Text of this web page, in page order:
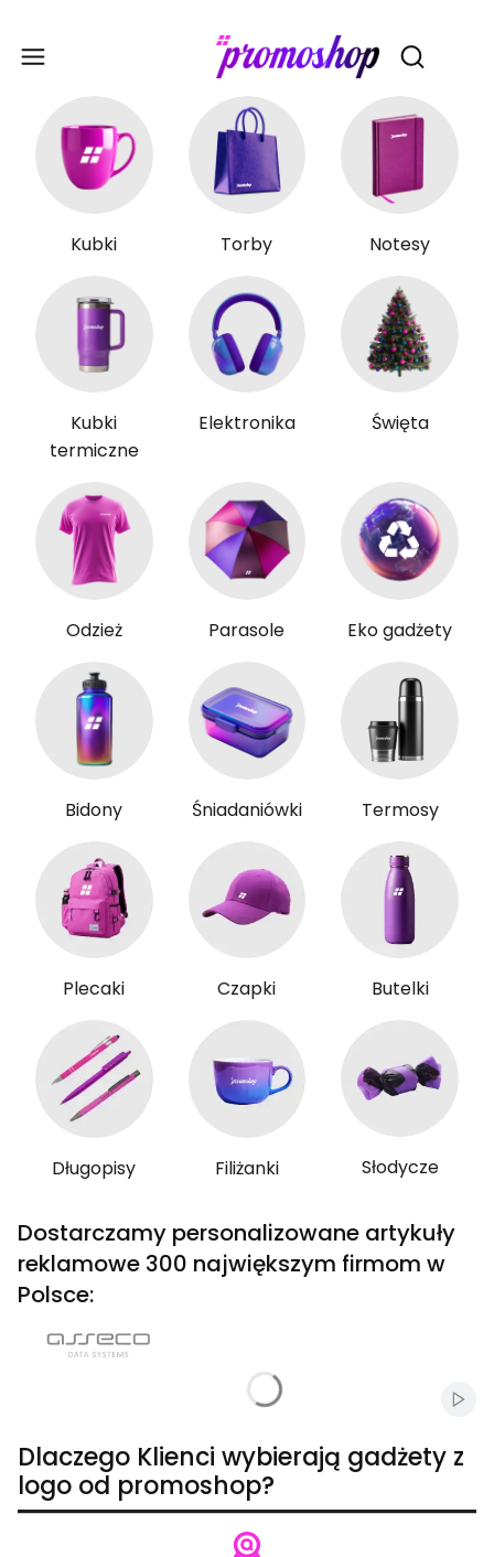
Otwórz
Kubki Torby Notesy
Kubki
termiczne
Elektronika Święta
Odzież Parasole Eko gadżety
Bidony Śniadaniówki Termosy
Plecaki Czapki Butelki
Długopisy Filiżanki Słodycze
Dostarczamy personalizowane artykuły
reklamowe 300 największym firmom w
Polsce:
Dlaczego Klienci wybierają gadżety z
logo od promoshop?